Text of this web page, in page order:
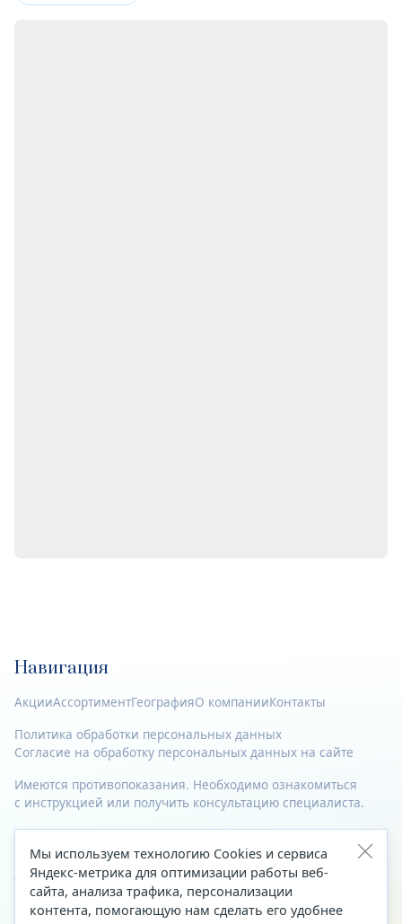
Навигация
АкцииАссортиментГеографияО компанииКонтакты
Политика обработки персональных данных
Согласие на обработку персональных данных на сайте
Имеются противопоказания. Необходимо ознакомиться
с инструкцией или получить консультацию специалиста.
© 2023—2026 Все права защищены.
Адрес
Архангельск, ул. Папанина, д. 19 (вход в здание со стороны
Мы используем технологию Cookies и сервиса
Яндекс-метрика для оптимизации работы веб-
сайта, анализа трафика, персонализации
контента, помогающую нам сделать его удобнее